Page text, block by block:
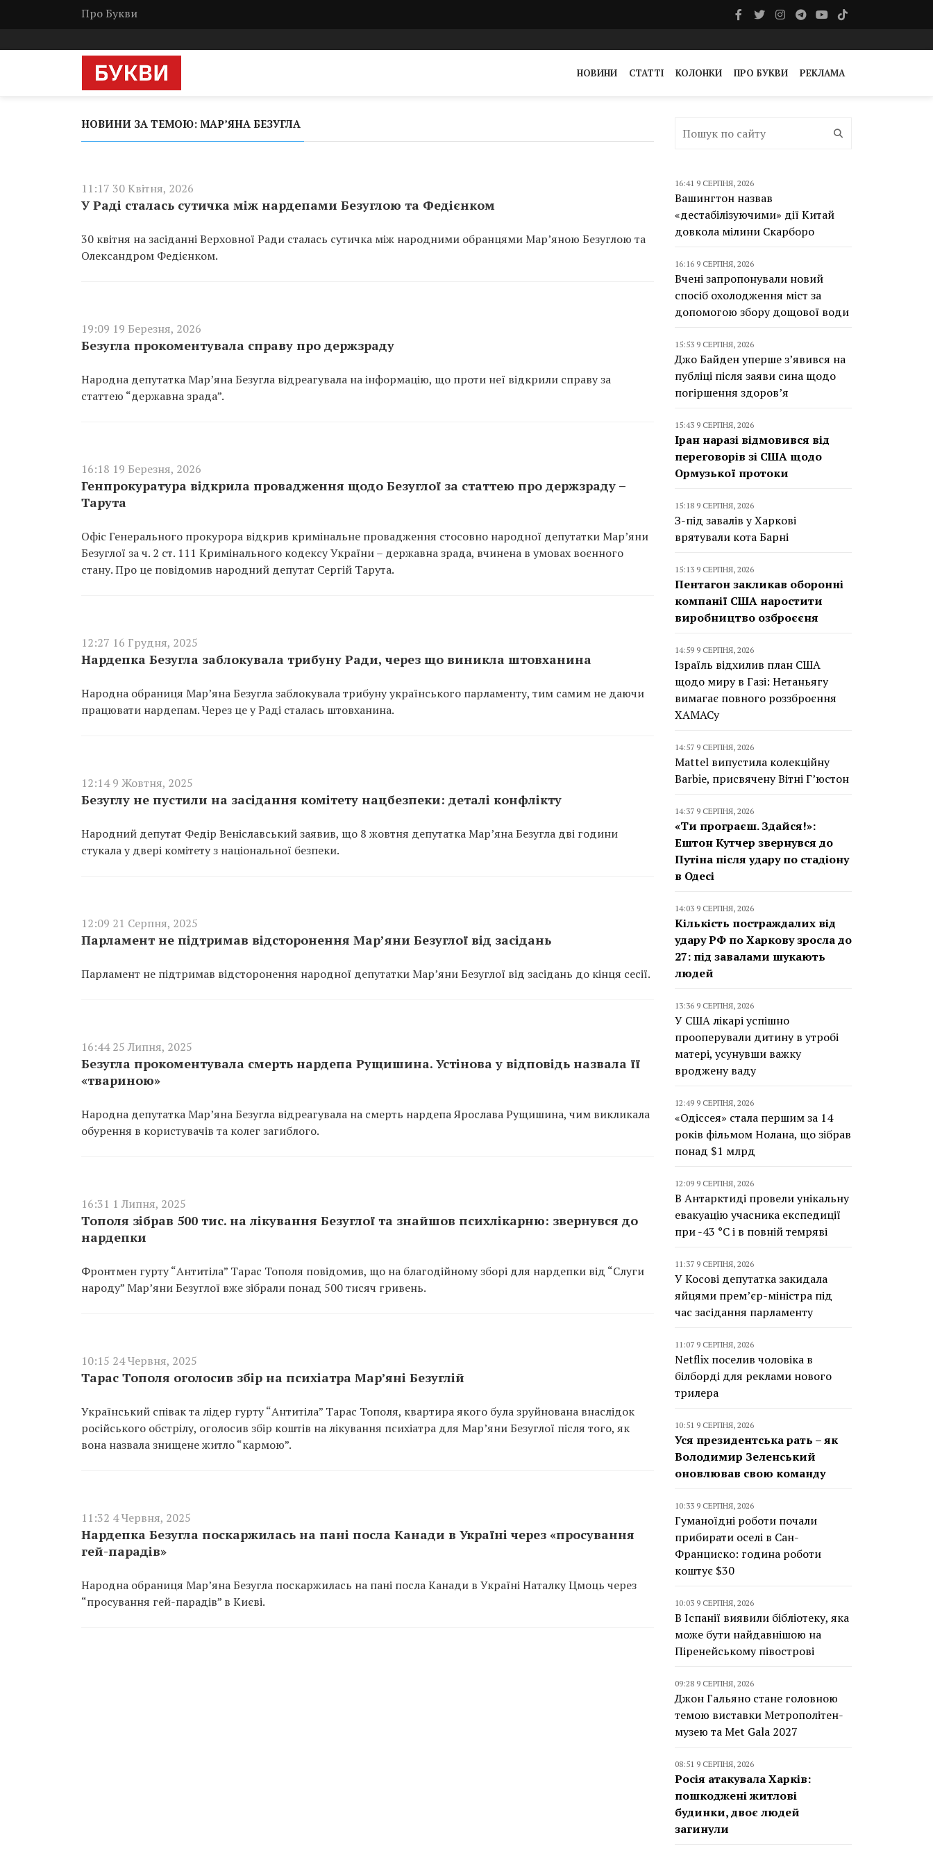
Про Букви
НОВИНИ СТАТТІ КОЛОНКИ ПРО БУКВИ РЕКЛАМА
НОВИНИ ЗА ТЕМОЮ: МАР’ЯНА БЕЗУГЛА
11:17 30 Квітня, 2026
У Раді сталась сутичка між нардепами Безуглою та Федієнком
30 квітня на засіданні Верховної Ради сталась сутичка між народними обранцями Мар’яною Безуглою та
Олександром Федієнком.
19:09 19 Березня, 2026
Безугла прокоментувала справу про держзраду
Народна депутатка Мар’яна Безугла відреагувала на інформацію, що проти неї відкрили справу за
статтею “державна зрада”.
16:18 19 Березня, 2026
Генпрокуратура відкрила провадження щодо Безуглої за статтею про держзраду –
Тарута
Офіс Генерального прокурора відкрив кримінальне провадження стосовно народної депутатки Мар’яни
Безуглої за ч. 2 ст. 111 Кримінального кодексу України – державна зрада, вчинена в умовах воєнного
стану. Про це повідомив народний депутат Сергій Тарута.
12:27 16 Грудня, 2025
Нардепка Безугла заблокувала трибуну Ради, через що виникла штовханина
Народна обраниця Мар’яна Безугла заблокувала трибуну українського парламенту, тим самим не даючи
працювати нардепам. Через це у Раді сталась штовханина.
12:14 9 Жовтня, 2025
Безуглу не пустили на засідання комітету нацбезпеки: деталі конфлікту
Народний депутат Федір Веніславський заявив, що 8 жовтня депутатка Мар’яна Безугла дві години
стукала у двері комітету з національної безпеки.
12:09 21 Серпня, 2025
Парламент не підтримав відсторонення Мар’яни Безуглої від засідань
Парламент не підтримав відсторонення народної депутатки Мар’яни Безуглої від засідань до кінця сесії.
16:44 25 Липня, 2025
Безугла прокоментувала смерть нардепа Рущишина. Устінова у відповідь назвала її
«твариною»
Народна депутатка Мар’яна Безугла відреагувала на смерть нардепа Ярослава Рущишина, чим викликала
обурення в користувачів та колег загиблого.
16:31 1 Липня, 2025
Тополя зібрав 500 тис. на лікування Безуглої та знайшов психлікарню: звернувся до
нардепки
Фронтмен гурту “Антитіла” Тарас Тополя повідомив, що на благодійному зборі для нардепки від “Слуги
народу” Марʼяни Безуглої вже зібрали понад 500 тисяч гривень.
10:15 24 Червня, 2025
Тарас Тополя оголосив збір на психіатра Марʼяні Безуглій
Український співак та лідер гурту “Антитіла” Тарас Тополя, квартира якого була зруйнована внаслідок
російського обстрілу, оголосив збір коштів на лікування психіатра для Мар’яни Безуглої після того, як
вона назвала знищене житло “кармою”.
11:32 4 Червня, 2025
Нардепка Безугла поскаржилась на пані посла Канади в Україні через «просування
гей-парадів»
Народна обраниця Мар’яна Безугла поскаржилась на пані посла Канади в Україні Наталку Цмоць через
“просування гей-парадів” в Києві.
16:41 9 СЕРПНЯ, 2026
Вашингтон назвав
«дестабілізуючими» дії Китай
довкола мілини Скарборо
16:16 9 СЕРПНЯ, 2026
Вчені запропонували новий
спосіб охолодження міст за
допомогою збору дощової води
15:53 9 СЕРПНЯ, 2026
Джо Байден уперше з’явився на
публіці після заяви сина щодо
погіршення здоров’я
15:43 9 СЕРПНЯ, 2026
Іран наразі відмовився від
переговорів зі США щодо
Ормузької протоки
15:18 9 СЕРПНЯ, 2026
З-під завалів у Харкові
врятували кота Барні
15:13 9 СЕРПНЯ, 2026
Пентагон закликав оборонні
компанії США наростити
виробництво озброєєня
14:59 9 СЕРПНЯ, 2026
Ізраїль відхилив план США
щодо миру в Газі: Нетаньягу
вимагає повного роззброєння
ХАМАСу
14:57 9 СЕРПНЯ, 2026
Mattel випустила колекційну
Barbie, присвячену Вітні Г’юстон
14:37 9 СЕРПНЯ, 2026
«Ти програєш. Здайся!»:
Ештон Кутчер звернувся до
Путіна після удару по стадіону
в Одесі
14:03 9 СЕРПНЯ, 2026
Кількість постраждалих від
удару РФ по Харкову зросла до
27: під завалами шукають
людей
13:36 9 СЕРПНЯ, 2026
У США лікарі успішно
прооперували дитину в утробі
матері, усунувши важку
вроджену ваду
12:49 9 СЕРПНЯ, 2026
«Одіссея» стала першим за 14
років фільмом Нолана, що зібрав
понад $1 млрд
12:09 9 СЕРПНЯ, 2026
В Антарктиді провели унікальну
евакуацію учасника експедиції
при -43 °C і в повній темряві
11:37 9 СЕРПНЯ, 2026
У Косові депутатка закидала
яйцями прем’єр-міністра під
час засідання парламенту
11:07 9 СЕРПНЯ, 2026
Netflix поселив чоловіка в
білборді для реклами нового
трилера
10:51 9 СЕРПНЯ, 2026
Уся президентська рать – як
Володимир Зеленський
оновлював свою команду
10:33 9 СЕРПНЯ, 2026
Гуманоїдні роботи почали
прибирати оселі в Сан-
Франциско: година роботи
коштує $30
10:03 9 СЕРПНЯ, 2026
В Іспанії виявили бібліотеку, яка
може бути найдавнішою на
Піренейському півострові
09:28 9 СЕРПНЯ, 2026
Джон Гальяно стане головною
темою виставки Метрополітен-
музею та Met Gala 2027
08:51 9 СЕРПНЯ, 2026
Росія атакувала Харків:
пошкоджені житлові
будинки, двоє людей
загинули